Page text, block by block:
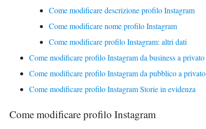
Come modificare descrizione profilo Instagram
Come modificare nome profilo Instagram
Come modificare profilo Instagram: altri dati
Come modificare profilo Instagram da business a privato
Come modificare profilo Instagram da pubblico a privato
Come modificare profilo Instagram Storie in evidenza
Come modificare profilo Instagram